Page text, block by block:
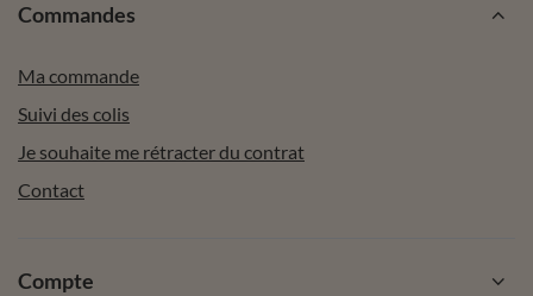
Commandes
Ma commande
Suivi des colis
Je souhaite me rétracter du contrat
Contact
Compte